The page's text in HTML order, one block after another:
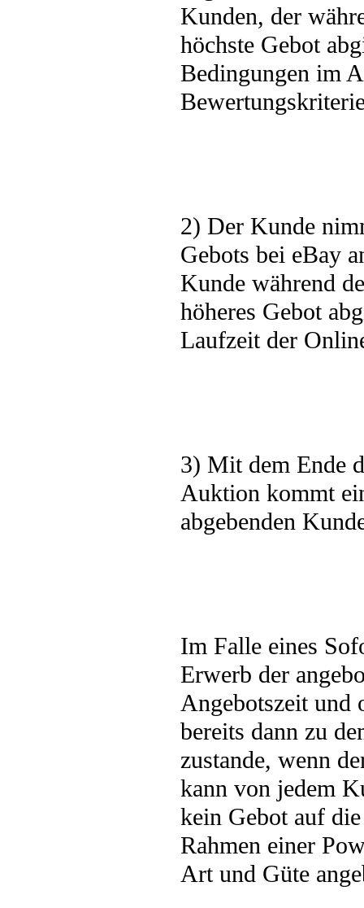
Kunden, der
höchste Gebot
Bedingungen im
2) Der Kunde
Gebots bei eBay
Kunde während
höheres Gebot
Laufzeit der
3) Mit dem Ende
Auktion kommt
abgebenden
Im Falle eines
Erwerb der
Angebotszeit und
bereits dann zu
zustande, wenn
kann von jedem
kein Gebot auf
Rahmen einer
Art und Güte